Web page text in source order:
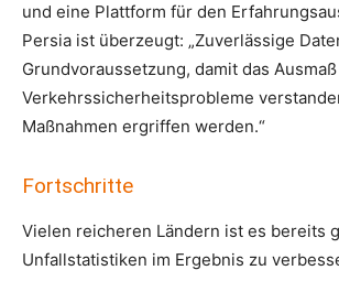
und eine Plattform für den
Persia ist überzeugt: „Zuverlässige
Grundvoraussetzung, damit das
Verkehrssicherheitsprobleme
Maßnahmen ergriffen werden.“
Fortschritte
Vielen reicheren Ländern ist es bereits
Unfallstatistiken im Ergebnis zu